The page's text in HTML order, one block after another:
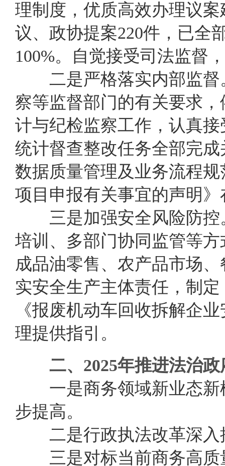
理制度，优质高效办理议
议、政协提案220件，已全
100%。自觉接受司法监督，
二是严格落实内部监督
察等监督部门的有关要求
计与纪检监察工作， 认真接
统计督查整改任务全部完
数据质量管理及业务流程
项目申报有关事宜的声明》
三是加强安全风险防控
培训、多部门协同监管等
成品油零售、农产品市场
实安全生产主体责任，制
《报废机动车回收拆解企
理提供指引。
二、2025年推进法治
一是商务领域新业态
步提高。
二是行政执法改革深入
三是对标当前商务高质